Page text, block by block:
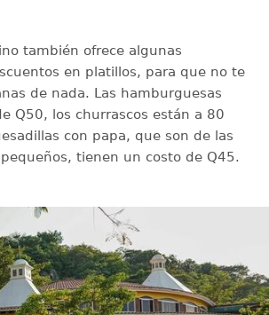
también ofrece algunas
en platillos, para que no te
de nada. Las hamburguesas
Q50, los churrascos están a 80
con papa, que son de las
tienen un costo de Q45.